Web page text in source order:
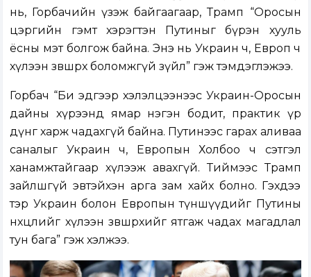
нь, Горбачийн үзэж байгаагаар, Трамп “Оросын
цэргийн гэмт хэрэгтэн Путиныг бүрэн хууль
ёсны мэт болгож байна. Энэ нь Украин ч, Европ ч
хүлээн зөвшөөрөх боломжгүй зүйл” гэж тэмдэглэжээ.
Горбач “Би эдгээр хэлэлцээнээс Украин-Оросын
дайны хүрээнд ямар нэгэн бодит, практик үр
дүнг харж чадахгүй байна. Путинээс гарах аливаа
саналыг Украин ч, Европын Холбоо ч сэтгэл
ханамжтайгаар хүлээж авахгүй. Тиймээс Трамп
зайлшгүй эвтэйхэн арга зам хайх болно. Гэхдээ
тэр Украин болон Европын түншүүдийг Путины
нөхцөлийг хүлээн зөвшөөрөхийг ятгаж чадах магадлал
тун бага” гэж хэлжээ.